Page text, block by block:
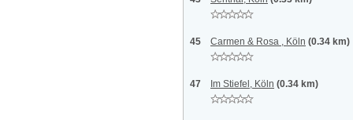
45 Carmen & Rosa , Köln (0.34 km)
47 Im Stiefel, Köln (0.34 km)